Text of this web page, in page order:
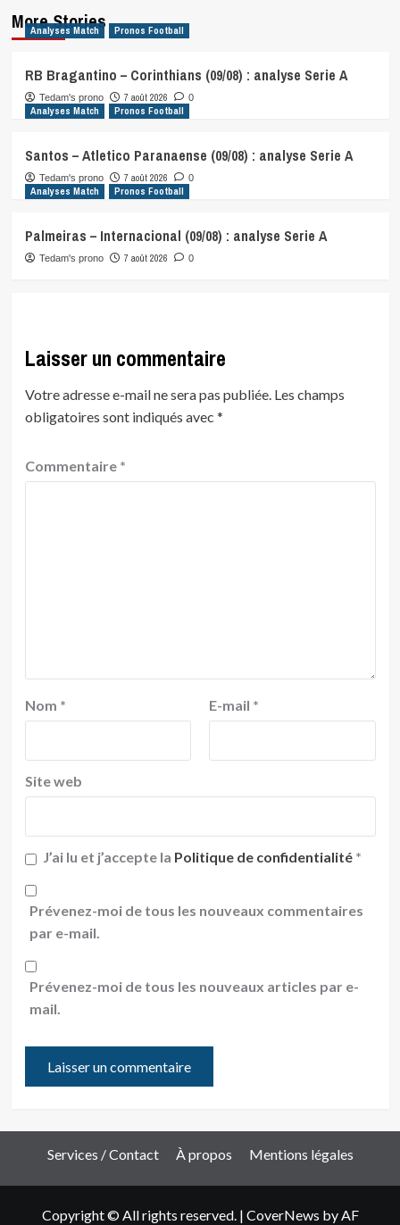
More Stories
Analyses Match Pronos Football
RB Bragantino – Corinthians (09/08) : analyse Serie A
Tedam's prono 7 août 2026 0
Analyses Match Pronos Football
Santos – Atletico Paranaense (09/08) : analyse Serie A
Tedam's prono 7 août 2026 0
Analyses Match Pronos Football
Palmeiras – Internacional (09/08) : analyse Serie A
Tedam's prono 7 août 2026 0
Laisser un commentaire
Votre adresse e-mail ne sera pas publiée. Les champs
obligatoires sont indiqués avec *
Commentaire *
Nom * E-mail *
Site web
J’ai lu et j’accepte la Politique de confidentialité *
Prévenez-moi de tous les nouveaux commentaires
par e-mail.
Prévenez-moi de tous les nouveaux articles par e-
mail.
Services / Contact À propos Mentions légales
Copyright © All rights reserved. | CoverNews by AF